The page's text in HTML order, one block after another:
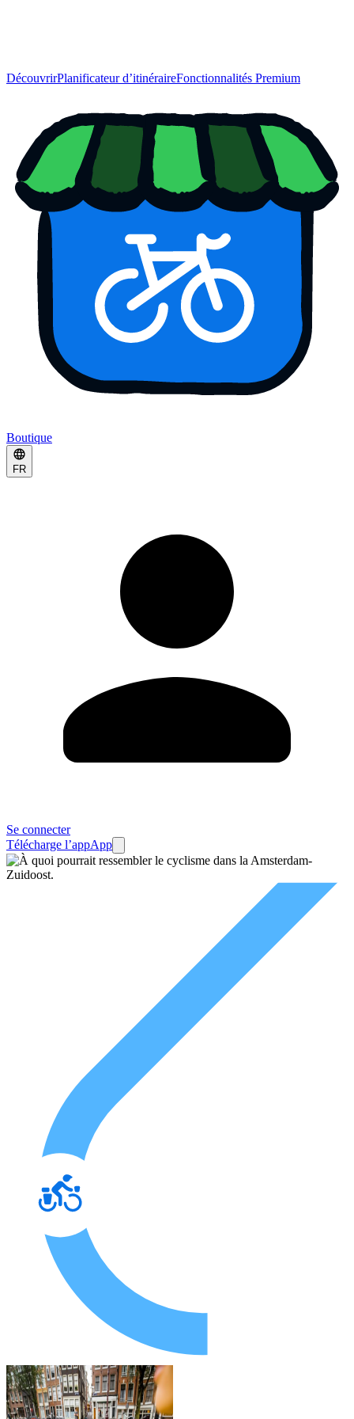
DécouvrirPlanificateur d’itinéraireFonctionnalités Premium
Boutique
FR
Se connecter
Télécharge l’appApp